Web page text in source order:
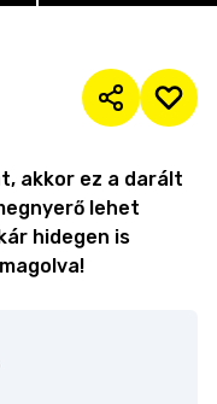
akkor ez a darált
lehet
hidegen is